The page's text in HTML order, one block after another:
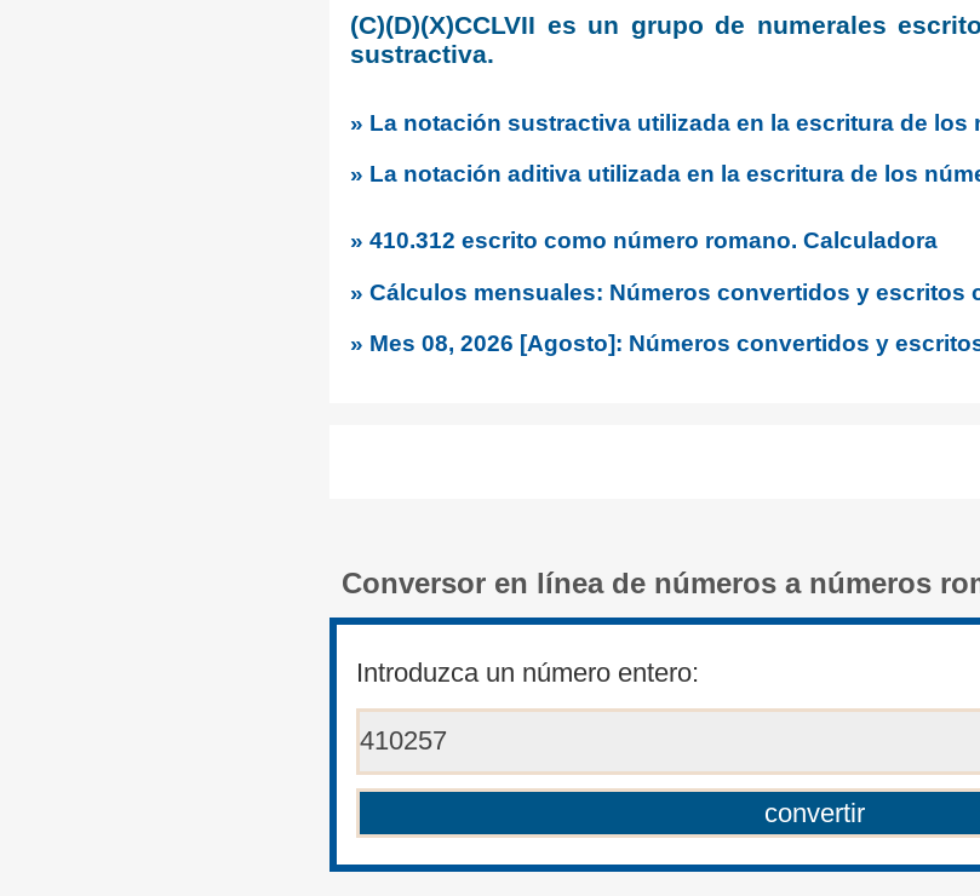
(C)(D)(X)CCLVII es un grupo de numerales
sustractiva.
» La notación sustractiva utilizada en la escritura de los
» La notación aditiva utilizada en la escritura de los
» 410.312 escrito como número romano. Calculadora
» Cálculos mensuales: Números convertidos y escritos
» Mes 08, 2026 [Agosto]: Números convertidos y
Conversor en línea de números a números
Introduzca un número entero: